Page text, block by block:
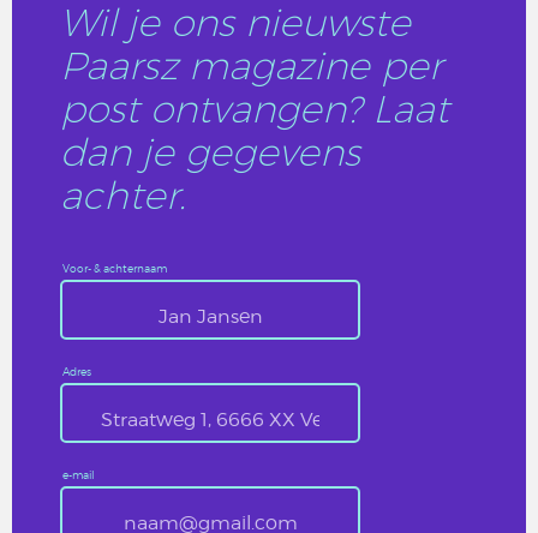
Wil je ons nieuwste
Paarsz magazine per
post ontvangen? Laat
dan je gegevens
achter.
Voor- & achternaam
Adres
e-mail